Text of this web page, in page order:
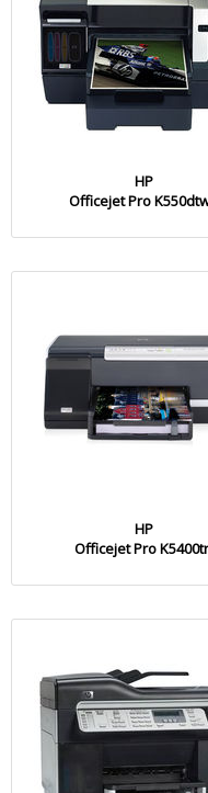
HP
Officejet Pro
HP
Officejet Pro